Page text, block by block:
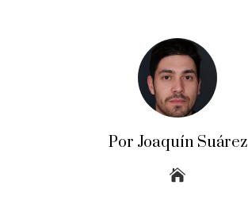
Por Joaquín Suárez